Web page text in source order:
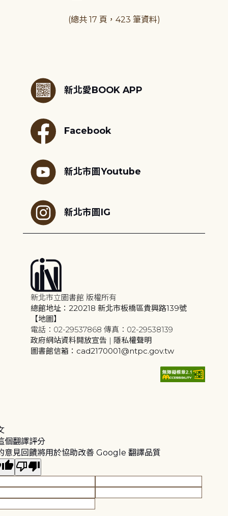
(總共 17 頁，423 筆資料)
新北愛BOOK APP
Facebook
新北市圖Youtube
新北市圖IG
新北市立圖書館 版權所有
總館地址：220218 新北市板橋區貴興路139號
【地圖】
電話：02-29537868 傳真：02-29538139
政府網站資料開放宣告 | 隱私權聲明
圖書館信箱：cad2170001@ntpc.gov.tw
個翻譯評分
意見回饋將用於協助改善 Google 翻譯品質